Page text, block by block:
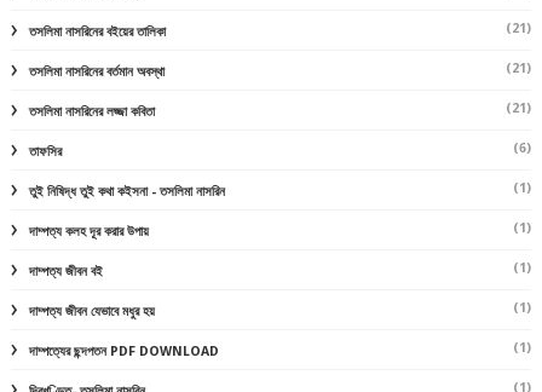
তসলিমা নাসরিনের বইয়ের তালিকা (21)
তসলিমা নাসরিনের বর্তমান অবস্থা (21)
তসলিমা নাসরিনের লজ্জা কবিতা (21)
তাফসির (6)
তুই নিষিদ্ধ তুই কথা কইসনা - তসলিমা নাসরিন (1)
দাম্পত্য কলহ দূর করার উপায় (1)
দাম্পত্য জীবন বই (1)
দাম্পত্য জীবন যেভাবে মধুর হয় (1)
দাম্পত্যের ছন্দপতন PDF DOWNLOAD (1)
(1)